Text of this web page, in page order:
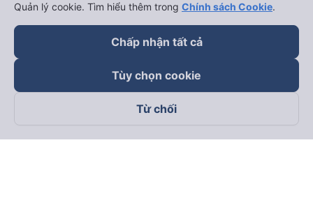
Theo dõi chúng tôi trên
Quản lý cookie. Tìm hiểu thêm trong Chính sách Cookie.
Chấp nhận tất cả
Tùy chọn cookie
Từ chối